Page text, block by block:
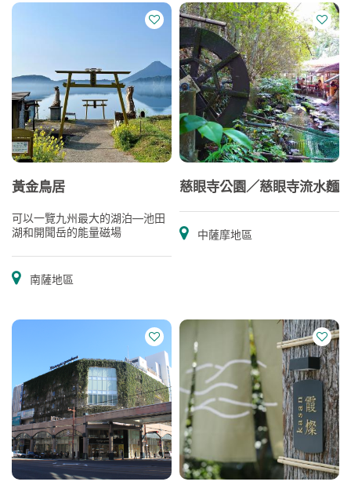
黃金鳥居
可以一覽九州最大的湖泊—池田
湖和開聞岳的能量磁場
南薩地區
慈眼寺公園／慈眼寺流水麵
中薩摩地區